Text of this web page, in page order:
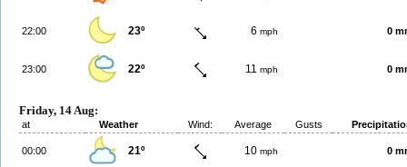
22:00 23º 6 mph 0
23:00 22º 11 mph 0
Friday, 14 Aug:
at Weather Wind: Average Gusts
00:00 21º 10 mph 0